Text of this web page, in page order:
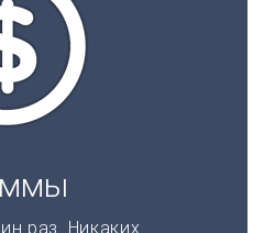
раз. Никаких